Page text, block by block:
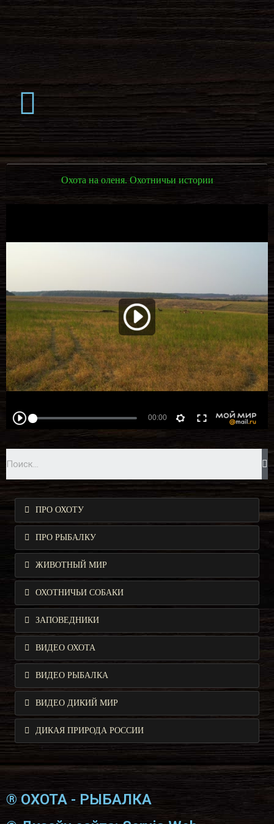
Охота на оленя. Охотничьи истории
ПРО ОХОТУ
ПРО РЫБАЛКУ
ЖИВОТНЫЙ МИР
ОХОТНИЧЬИ СОБАКИ
ЗАПОВЕДНИКИ
ВИДЕО ОХОТА
ВИДЕО РЫБАЛКА
ВИДЕО ДИКИЙ МИР
ДИКАЯ ПРИРОДА РОССИИ
® ОХОТА - РЫБАЛКА